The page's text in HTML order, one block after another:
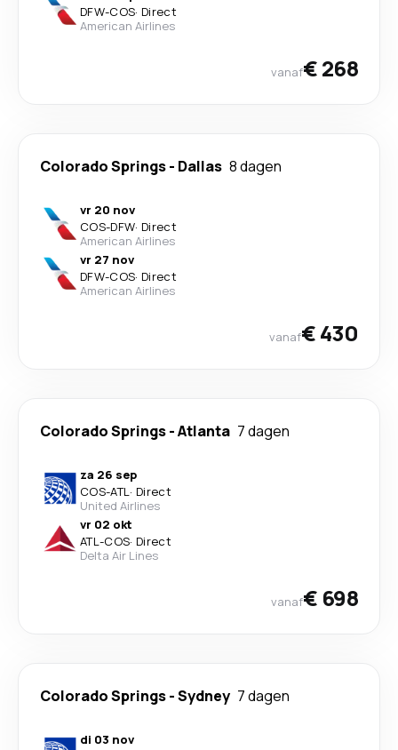
DFW-COS· Direct
American Airlines
vanaf€ 268
Colorado Springs- Dallas 8 dagen
vr 20 nov
COS-DFW· Direct
American Airlines
vr 27 nov
DFW-COS· Direct
American Airlines
vanaf€ 430
Colorado Springs-Atlanta 7 dagen
za 26 sep
COS-ATL· Direct
United Airlines
vr 02 okt
ATL-COS· Direct
Delta Air Lines
vanaf€ 698
Colorado Springs-Sydney 7 dagen
di 03 nov